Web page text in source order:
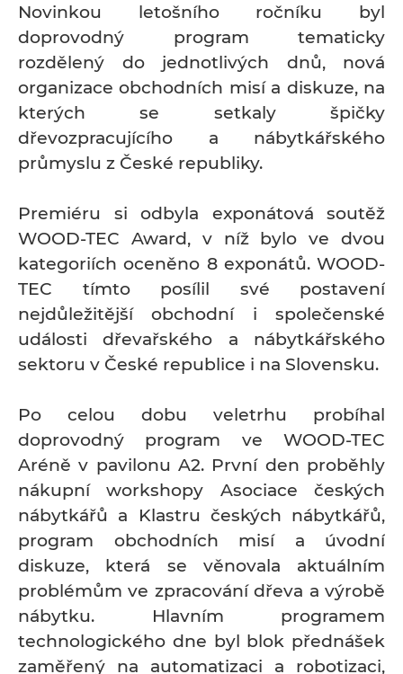
Novinkou letošního ročníku byl
doprovodný program tematicky
rozdělený do jednotlivých dnů, nová
organizace obchodních misí a diskuze, na
kterých se setkaly špičky
dřevozpracujícího a nábytkářského
průmyslu z České republiky.
Premiéru si odbyla exponátová soutěž
WOOD-TEC Award, v níž bylo ve dvou
kategoriích oceněno 8 exponátů. WOOD-
TEC tímto posílil své postavení
nejdůležitější obchodní i společenské
události dřevařského a nábytkářského
sektoru v České republice i na Slovensku.
Po celou dobu veletrhu probíhal
doprovodný program ve WOOD-TEC
Aréně v pavilonu A2. První den proběhly
nákupní workshopy Asociace českých
nábytkářů a Klastru českých nábytkářů,
program obchodních misí a úvodní
diskuze, která se věnovala aktuálním
problémům ve zpracování dřeva a výrobě
nábytku. Hlavním programem
technologického dne byl blok přednášek
zaměřený na automatizaci a robotizaci,